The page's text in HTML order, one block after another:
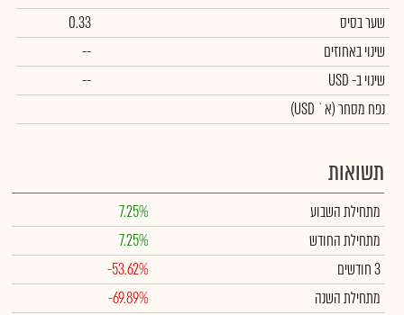
שער בסיס
0.33
שינוי באחוזים
--
שינויב- USD
--
נפח מסחר(א` USD)
תשואות
מתחילת השבוע
7.25%
מתחילת החודש
7.25%
3 חודשים
-53.62%
מתחילת השנה
-69.89%